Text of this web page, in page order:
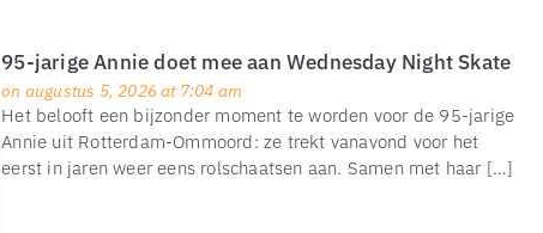
95-jarige Annie doet mee aan Wednesday Night Skate
on augustus 5, 2026 at 7:04 am
Het belooft een bijzonder moment te worden voor de 95-jarige
Annie uit Rotterdam-Ommoord: ze trekt vanavond voor het
eerst in jaren weer eens rolschaatsen aan. Samen met haar […]